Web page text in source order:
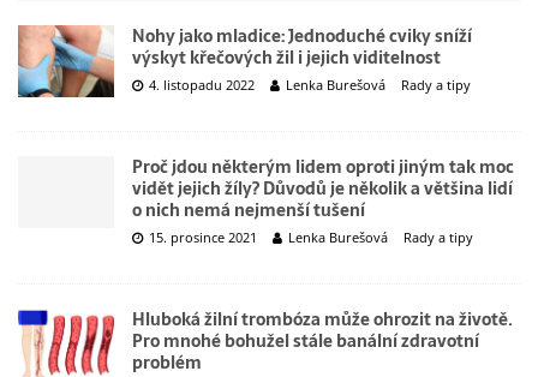
Nohy jako mladice: Jednoduché cviky sníží
výskyt křečových žil i jejich viditelnost
4. listopadu 2022 Lenka Burešová Rady a tipy
Proč jdou některým lidem oproti jiným tak moc
vidět jejich žíly? Důvodů je několik a většina lidí
o nich nemá nejmenší tušení
15. prosince 2021 Lenka Burešová Rady a tipy
Hluboká žilní trombóza může ohrozit na životě.
Pro mnohé bohužel stále banální zdravotní
problém